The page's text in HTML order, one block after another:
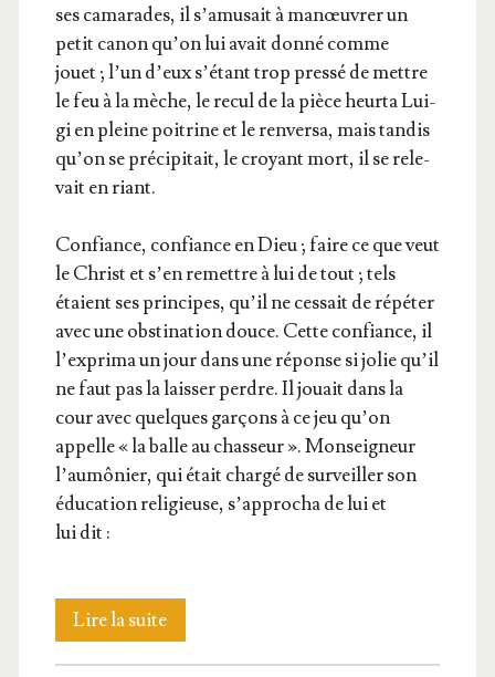
ses cama­rades, il s’a­mu­sait à manœu­vrer un
petit canon qu’on lui avait don­né comme
jouet ; l’un d’eux s’é­tant trop pres­sé de mettre
le feu à la mèche, le recul de la pièce heur­ta Lui­
gi en pleine poi­trine et le ren­ver­sa, mais tan­dis
qu’on se pré­ci­pi­tait, le croyant mort, il se rele­
vait en riant.
Confiance, confiance en Dieu ; faire ce que veut
le Christ et s’en remettre à lui de tout ; tels
étaient ses prin­cipes, qu’il ne ces­sait de répé­ter
avec une obs­ti­na­tion douce. Cette confiance, il
l’ex­pri­ma un jour dans une réponse si jolie qu’il
ne faut pas la lais­ser perdre. Il jouait dans la
cour avec quelques gar­çons à ce jeu qu’on
appelle « la balle au chas­seur ». Mon­sei­gneur
l’au­mô­nier, qui était char­gé de sur­veiller son
édu­ca­tion reli­gieuse, s’ap­pro­cha de lui et
lui dit :
Lire la suiteLouis
de